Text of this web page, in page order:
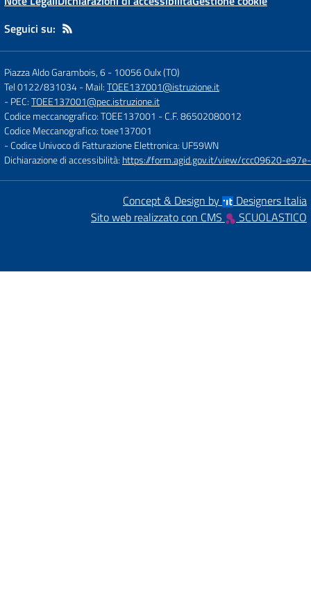
Seguici su:
Piazza Aldo Garambois, 6-10056 Oulx (TO)
Tel 0122/831034- Mail:TOEE137001@istruzione.it
- PEC:TOEE137001@pec.istruzione.it
Codice meccanografico: TOEE137001 - C.F. 86502080012
Codice Meccanografico: toee137001
- Codice Univoco di Fatturazione Elettronica: UF59WN
Dichiarazione di accessibilità: https://form.agid.gov.it/view/ccc09620-
Concept & Design by
Designers Italia
Sito web realizzato con CMS
SCUOLASTICO